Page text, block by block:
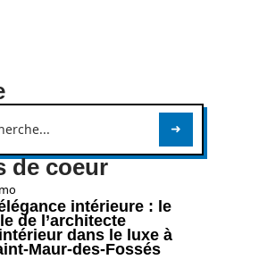
de coeur
intérieure : le
de l’architecte
dans le luxe à
Maur-des-Fossés